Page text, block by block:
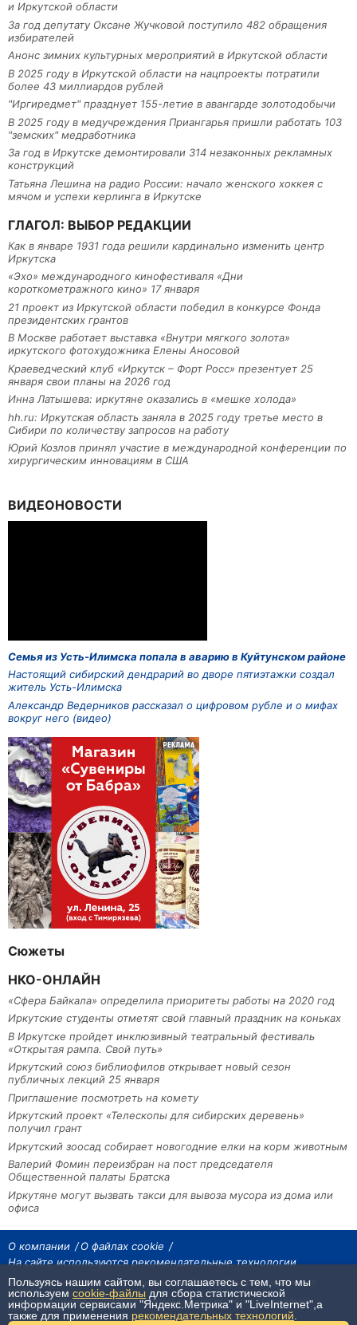
и Иркутской области
За год депутату Оксане Жучковой поступило 482 обращения
избирателей
Анонс зимних культурных мероприятий в Иркутской области
В 2025 году в Иркутской области на нацпроекты потратили
более 43 миллиардов рублей
"Иргиредмет" празднует 155-летие в авангарде золотодобычи
В 2025 году в медучреждения Приангарья пришли работать 103
"земских" медработника
За год в Иркутске демонтировали 314 незаконных рекламных
конструкций
Татьяна Лешина на радио России: начало женского хоккея с
мячом и успехи керлинга в Иркутске
ГЛАГОЛ: ВЫБОР РЕДАКЦИИ
Как в январе 1931 года решили кардинально изменить центр
Иркутска
«Эхо» международного кинофестиваля «Дни
короткометражного кино» 17 января
21 проект из Иркутской области победил в конкурсе Фонда
президентских грантов
В Москве работает выставка «Внутри мягкого золота»
иркутского фотохудожника Елены Аносовой
Краеведческий клуб «Иркутск – Форт Росс» презентует 25
января свои планы на 2026 год
Инна Латышева: иркутяне оказались в «мешке холода»
hh.ru: Иркутская область заняла в 2025 году третье место в
Сибири по количеству запросов на работу
Юрий Козлов принял участие в международной конференции по
хирургическим инновациям в США
ВИДЕОНОВОСТИ
Семья из Усть-Илимска попала в аварию в Куйтунском районе
Настоящий сибирский дендрарий во дворе пятиэтажки создал
житель Усть-Илимска
Александр Ведерников рассказал о цифровом рубле и о мифах
вокруг него (видео)
Сюжеты
НКО-ОНЛАЙН
«Сфера Байкала» определила приоритеты работы на 2020 год
Иркутские студенты отметят свой главный праздник на коньках
В Иркутске пройдет инклюзивный театральный фестиваль
«Открытая рампа. Свой путь»
Иркутский союз библиофилов открывает новый сезон
публичных лекций 25 января
Приглашение посмотреть на комету
Иркутский проект «Телескопы для сибирских деревень»
получил грант
Иркутский зоосад собирает новогодние елки на корм животным
Валерий Фомин переизбран на пост председателя
Общественной палаты Братска
Иркутяне могут вызвать такси для вывоза мусора из дома или
офиса
О компании
О файлах cookie
На сайте используются рекомендательные технологии
На сайте размещаются материалы ИА «Наш Север». Все права охраняются
законом.
При использовании материалов агентства на других сайтах, обязательна
гиперссылка.
Пользуясь нашим сайтом, вы соглашаетесь с тем, что мы
используем cookie-файлы для сбора статистической
информации сервисами "Яндекс.Метрика" и "LiveInternet",а
также для применения рекомендательных технологий